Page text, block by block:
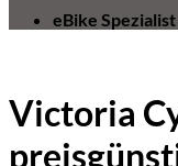
eBike
Victoria